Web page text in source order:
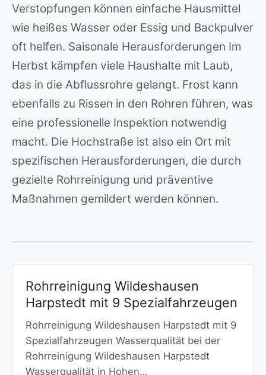
Verstopfungen können einfache Hausmittel
wie heißes Wasser oder Essig und Backpulver
oft helfen. Saisonale Herausforderungen Im
Herbst kämpfen viele Haushalte mit Laub,
das in die Abflussrohre gelangt. Frost kann
ebenfalls zu Rissen in den Rohren führen, was
eine professionelle Inspektion notwendig
macht. Die Hochstraße ist also ein Ort mit
spezifischen Herausforderungen, die durch
gezielte Rohrreinigung und präventive
Maßnahmen gemildert werden können.
Rohrreinigung Wildeshausen
Harpstedt mit 9 Spezialfahrzeugen
Rohrreinigung Wildeshausen Harpstedt mit 9
Spezialfahrzeugen Wasserqualität bei der
Rohrreinigung Wildeshausen Harpstedt
Wasserqualität in Hohen…